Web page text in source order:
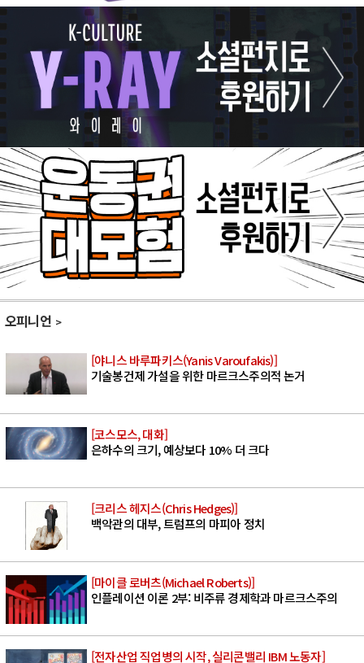
오피니언
[야니스 바루파키스(Yanis Varoufakis)]
기술봉건제 가설을 위한 마르크스주의적 논거
[코스모스, 대화]
은하수의 크기, 예상보다 10% 더 크다
[크리스 헤지스(Chris Hedges)]
백악관의 대부, 트럼프의 마피아 정치
[마이클 로버츠(Michael Roberts)]
인플레이션 이론 2부: 비주류 경제학과 마르크스주의
[전자산업 직업병의 시작, 실리콘밸리 IBM 노동자]